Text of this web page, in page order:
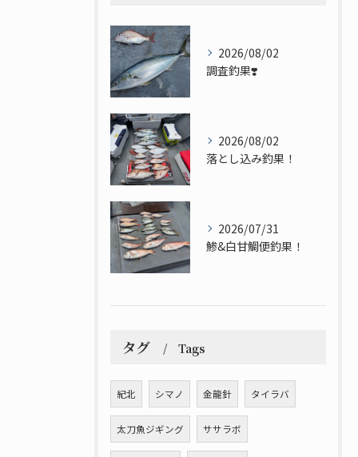
2026/08/02
調査釣果❣️
2026/08/02
落とし込み釣果！
2026/07/31
鯵&白甘鯛便釣果！
タグ Tags
紀北 シマノ 金龍針 タイラバ
太刀魚ジギング ササラボ